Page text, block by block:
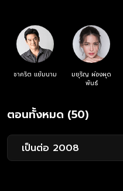
ชาคริต แย้มนาม
มยุริญ ผ่องผุด
พันธ์
ตอนทั้งหมด (50)
เป็นต่อ 2008